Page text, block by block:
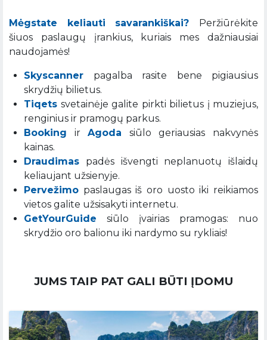
Mėgstate keliauti savarankiškai? Peržiūrėkite
šiuos paslaugų įrankius, kuriais mes dažniausiai
naudojamės!
Skyscanner pagalba rasite bene pigiausius
skrydžių bilietus.
Tiqets svetainėje galite pirkti bilietus į muziejus,
renginius ir pramogų parkus.
Booking irAgoda siūlo geriausias nakvynės
kainas.
Draudimas padės išvengti neplanuotų išlaidų
keliaujant užsienyje.
Pervežimo paslaugas iš oro uosto iki reikiamos
vietos galite užsisakyti internetu.
GetYourGuide siūlo įvairias pramogas: nuo
skrydžio oro balionu iki nardymo su rykliais!
JUMS TAIP PAT GALI BŪTI ĮDOMU